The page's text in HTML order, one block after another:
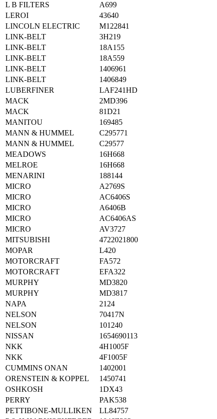
L B FILTERS
A699
LEROI
43640
LINCOLN ELECTRIC
M122841
LINK-BELT
3H219
LINK-BELT
18A155
LINK-BELT
18A559
LINK-BELT
1406961
LINK-BELT
1406849
LUBERFINER
LAF241HD
MACK
2MD396
MACK
81D21
MANITOU
169485
MANN & HUMMEL
C295771
MANN & HUMMEL
C29577
MEADOWS
16H668
MELROE
16H668
MENARINI
188144
MICRO
A2769S
MICRO
AC6406S
MICRO
A6406B
MICRO
AC6406AS
MICRO
AV3727
MITSUBISHI
4722021800
MOPAR
L420
MOTORCRAFT
FA572
MOTORCRAFT
EFA322
MURPHY
MD3820
MURPHY
MD3817
NAPA
2124
NELSON
70417N
NELSON
101240
NISSAN
1654690113
NKK
4H1005F
NKK
4F1005F
CUMMINS ONAN
1402001
ORENSTEIN & KOPPEL
1450741
OSHKOSH
1DX43
PERRY
PAK538
PETTIBONE-MULLIKEN
LL84757